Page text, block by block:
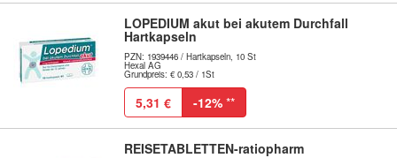
LOPEDIUM akut bei akutem Durchfall
Hartkapseln
PZN: 1939446 / Hartkapseln, 10 St
Hexal AG
Grundpreis: € 0,53 / 1St
5,31 € -12% **
REISETABLETTEN-ratiopharm